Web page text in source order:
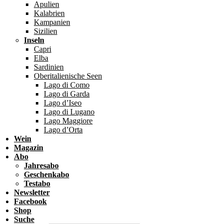
Apulien
Kalabrien
Kampanien
Sizilien
Inseln
Capri
Elba
Sardinien
Oberitalienische Seen
Lago di Como
Lago di Garda
Lago d’Iseo
Lago di Lugano
Lago Maggiore
Lago d’Orta
Wein
Magazin
Abo
Jahresabo
Geschenkabo
Testabo
Newsletter
Facebook
Shop
Suche